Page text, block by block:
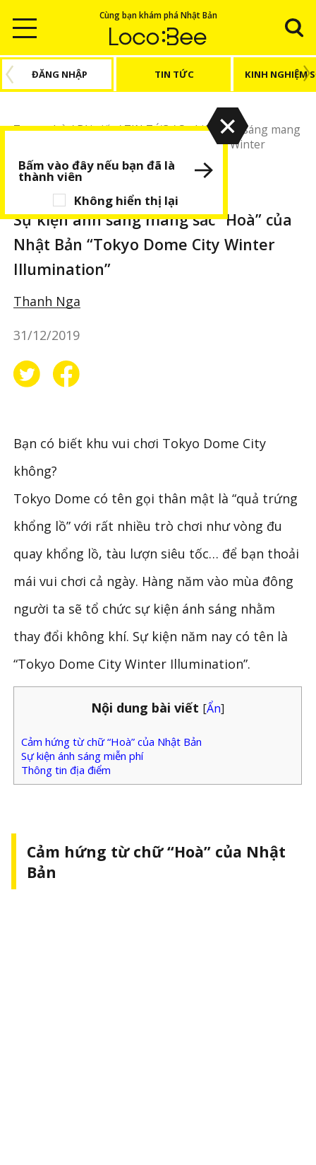
Cùng bạn khám phá Nhật Bản
ĐĂNG NHẬP TIN TỨC KINH NGHIỆM
Trang chủ/Bài viết/TIN TỨC/Sự kiện ánh sáng mang
sắc “Hoà” của Nhật Bản “Tokyo Dome City Winter
Illumination”
Sự kiện ánh sáng mang sắc “Hoà” của
Nhật Bản “Tokyo Dome City Winter
Illumination”
Thanh Nga
31/12/2019
Bạn có biết khu vui chơi Tokyo Dome City
không?
Tokyo Dome có tên gọi thân mật là “quả trứng
khổng lồ” với rất nhiều trò chơi như vòng đu
quay khổng lồ, tàu lượn siêu tốc… để bạn thoải
mái vui chơi cả ngày. Hàng năm vào mùa đông
người ta sẽ tổ chức sự kiện ánh sáng nhằm
thay đổi không khí. Sự kiện năm nay có tên là
“Tokyo Dome City Winter Illumination”.
Nội dung bài viết [Ẩn]
Cảm hứng từ chữ “Hoà” của Nhật Bản
Sự kiện ánh sáng miễn phí
Thông tin địa điểm
Cảm hứng từ chữ “Hoà” của Nhật
Bản
Không hiển thị lại
Bấm vào đây nếu bạn đã là
thành viên